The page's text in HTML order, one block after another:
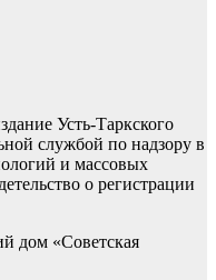
Усть-Таркского
службой по надзору в
и массовых
о регистрации
дом «Советская